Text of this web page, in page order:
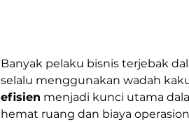
Banyak pelaku bisnis terjebak
selalu menggunakan wadah
efisien menjadi kunci utama
hemat ruang dan biaya